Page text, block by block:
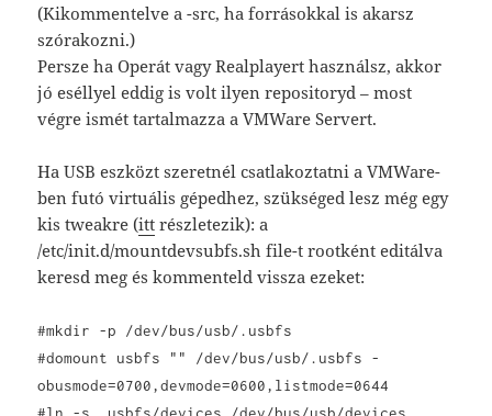
(Kikommentelve a -src, ha forrásokkal is akarsz
szórakozni.)
Persze ha Operát vagy Realplayert használsz, akkor
jó eséllyel eddig is volt ilyen repositoryd – most
végre ismét tartalmazza a VMWare Servert.
Ha USB eszközt szeretnél csatlakoztatni a VMWare-
ben futó virtuális gépedhez, szükséged lesz még egy
kis tweakre (itt részletezik): a
/etc/init.d/mountdevsubfs.sh file-t rootként editálva
keresd meg és kommenteld vissza ezeket:
#mkdir -p /dev/bus/usb/.usbfs
#domount usbfs "" /dev/bus/usb/.usbfs -
obusmode=0700,devmode=0600,listmode=0644
#ln -s .usbfs/devices /dev/bus/usb/devices